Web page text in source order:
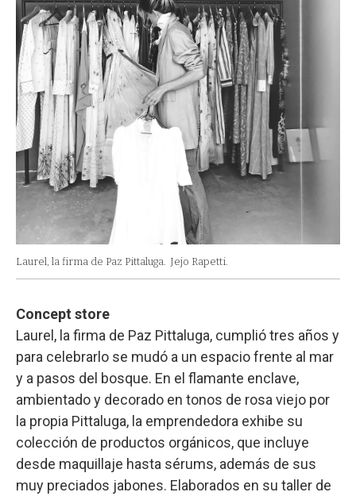
Laurel, la firma de Paz Pittaluga. Jejo Rapetti.
Concept store
Laurel, la firma de Paz Pittaluga, cumplió tres años y
para celebrarlo se mudó a un espacio frente al mar
y a pasos del bosque. En el flamante enclave,
ambientado y decorado en tonos de rosa viejo por
la propia Pittaluga, la emprendedora exhibe su
colección de productos orgánicos, que incluye
desde maquillaje hasta sérums, además de sus
muy preciados jabones. Elaborados en su taller de